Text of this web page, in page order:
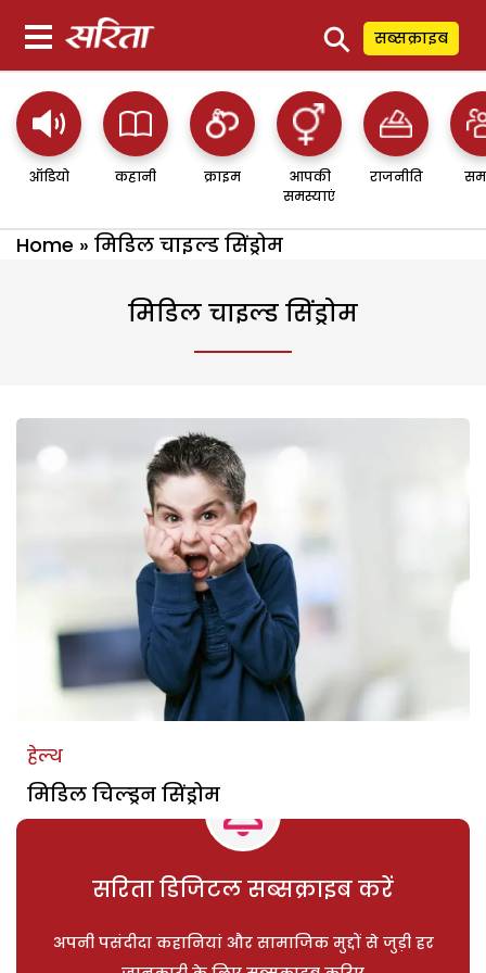
⚲ सब्सक्राइब
ऑडियो कहानी क्राइम
आपकी
समस्याएं
राजनीति
Home » मिडिल चाइल्ड सिंड्रोम
मिडिल चाइल्ड सिंड्रोम
हेल्थ
मिडिल चिल्ड्रन सिंड्रोम
सरिता डिजिटल सब्सक्राइब करें
अपनी पसंदीदा कहानियां और सामाजिक मुद्दों से जुड़ी हर